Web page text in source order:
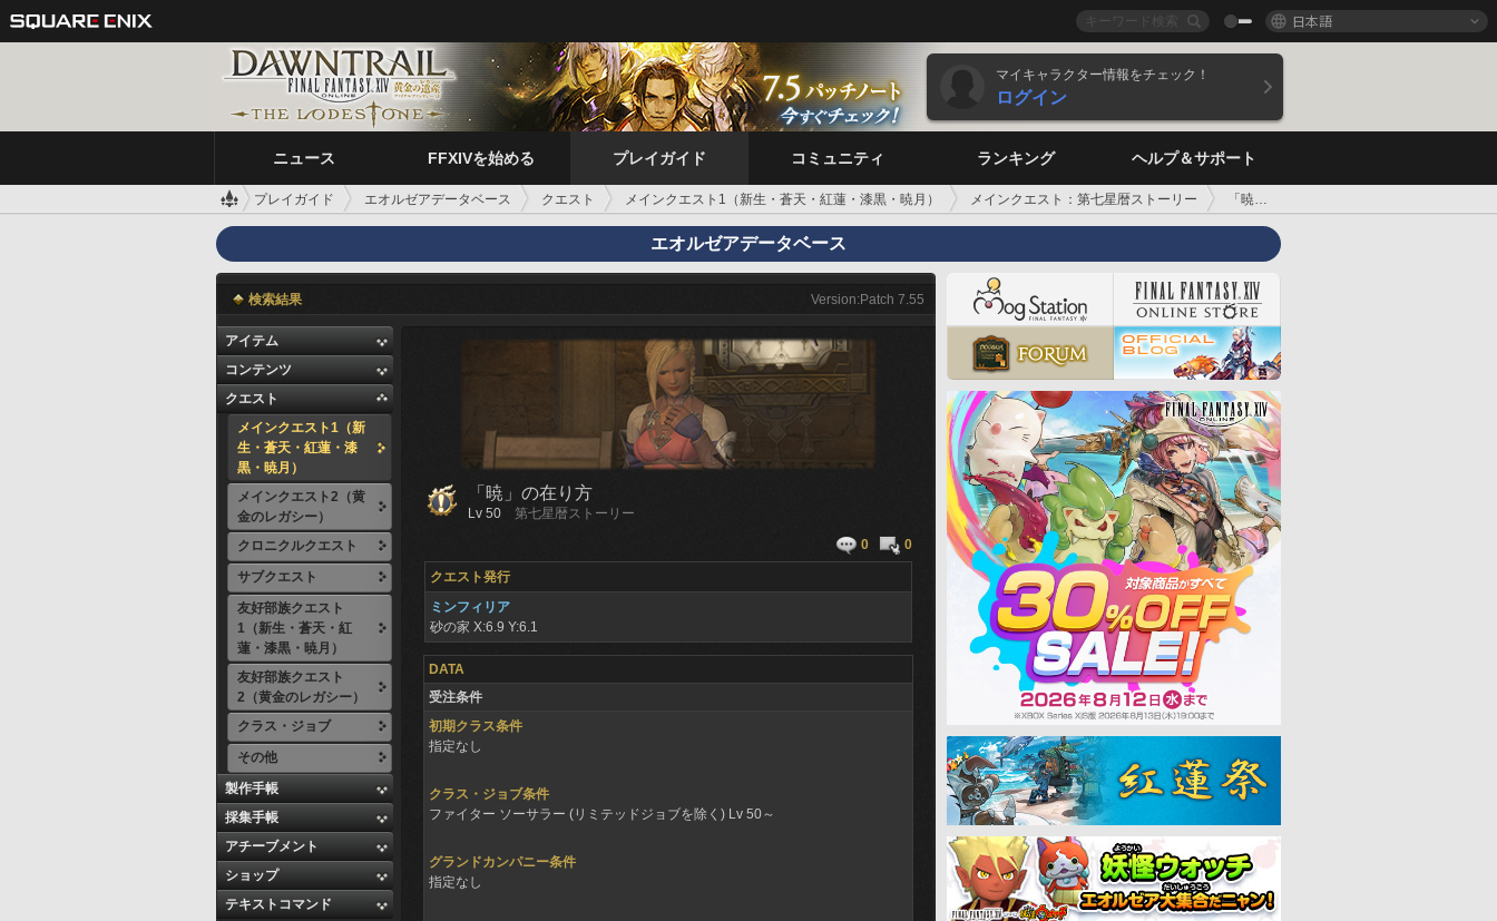
日本語
マイキャラクター情報をチェック！
ログイン
ニュース FFXIVを始める プレイガイド コミュニティ ランキング ヘルプ＆サポート
プレイガイド エオルゼアデータベース クエスト メインクエスト1（新生・蒼天・紅蓮・漆黒・暁月） メインクエスト：第七星暦ストーリー 「暁」の在り方
エオルゼアデータベース
検索結果 Version:Patch 7.55
アイテム
コンテンツ
クエスト
メインクエスト1（新
生・蒼天・紅蓮・漆
黒・暁月）
メインクエスト2（黄
金のレガシー）
クロニクルクエスト
サブクエスト
友好部族クエスト
1（新生・蒼天・紅
蓮・漆黒・暁月）
友好部族クエスト
2（黄金のレガシー）
クラス・ジョブ
その他
製作手帳
採集手帳
アチーブメント
ショップ
テキストコマンド
「暁」の在り方
Lv 50
第七星暦ストーリー
0
0
クエスト発行
ミンフィリア
砂の家 X:6.9 Y:6.1
DATA
受注条件
初期クラス条件
指定なし
クラス・ジョブ条件
ファイター ソーサラー (リミテッドジョブを除く) Lv 50～
グランドカンパニー条件
指定なし